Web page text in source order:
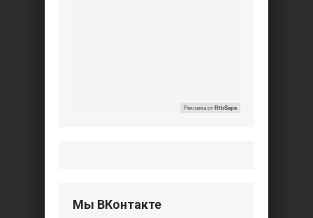
Реклама от RtbSape
Мы ВКонтакте